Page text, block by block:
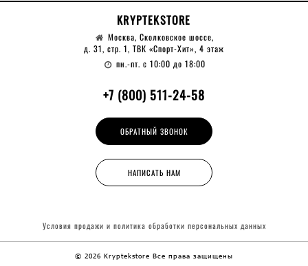
KRYPTEKSTORE
Москва, Сколковское шоссе,
д. 31, стр. 1, ТВК «Спорт-Хит», 4 этаж
пн.-пт. с 10:00 до 18:00
+7 (800) 511-24-58
ОБРАТНЫЙ ЗВОНОК
НАПИСАТЬ НАМ
Условия продажи и политика обработки персональных данных
© 2026 Kryptekstore Все права защищены